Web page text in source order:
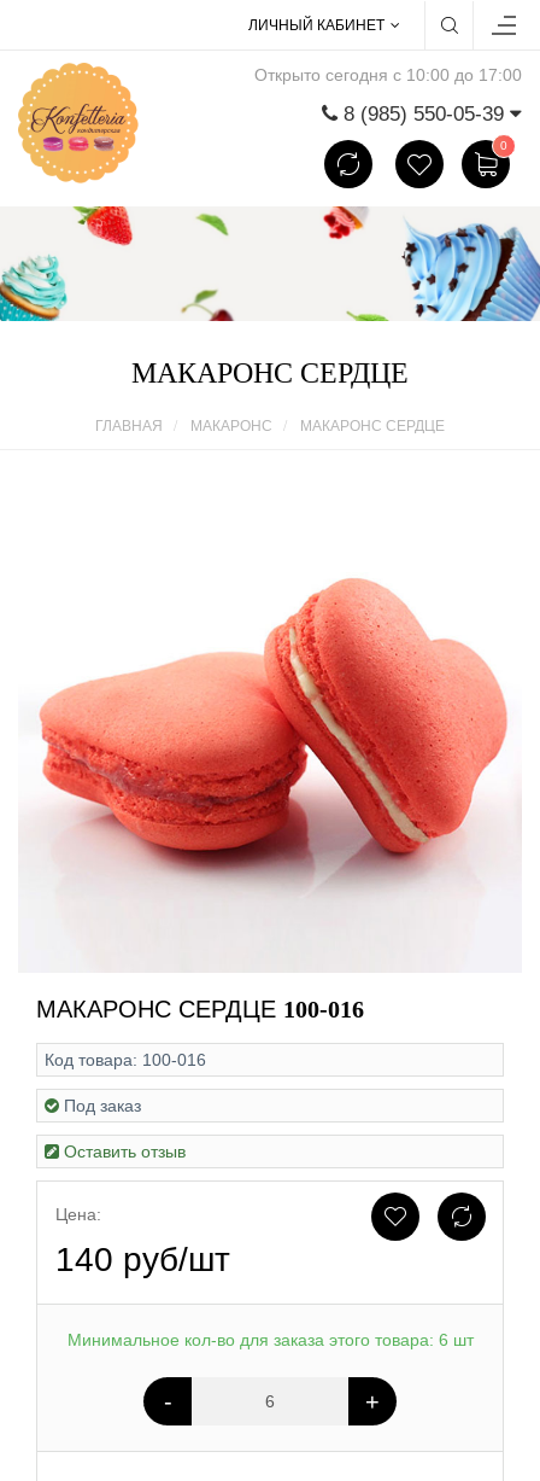
ЛИЧНЫЙ КАБИНЕТ
Открыто сегодня с 10:00 до 17:00
8 (985) 550-05-39
0
МАКАРОНС СЕРДЦЕ
ГЛАВНАЯ МАКАРОНС МАКАРОНС СЕРДЦЕ
МАКАРОНС СЕРДЦЕ 100-016
Код товара: 100-016
Под заказ
Оставить отзыв
Цена:
140 руб/шт
Минимальное кол-во для заказа этого товара: 6 шт
- +